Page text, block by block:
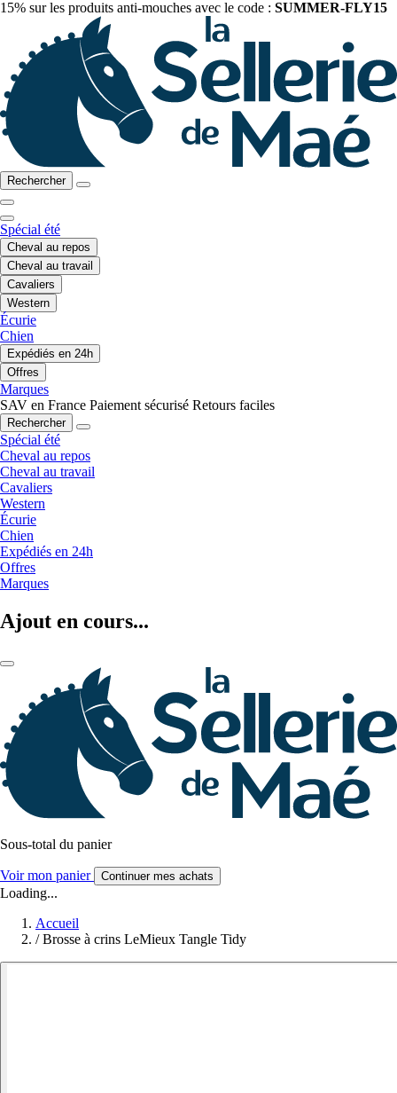
15% sur les produits anti-mouches avec le code : SUMMER-FLY15
Rechercher
Spécial été
Cheval au repos
Cheval au travail
Cavaliers
Western
Écurie
Chien
Expédiés en 24h
Offres
Marques
SAV en France Paiement sécurisé Retours faciles
Rechercher
Spécial été
Cheval au repos
Cheval au travail
Cavaliers
Western
Écurie
Chien
Expédiés en 24h
Offres
Marques
Ajout en cours...
Sous-total du panier
Voir mon panier Continuer mes achats
Loading...
Accueil
/ Brosse à crins LeMieux Tangle Tidy